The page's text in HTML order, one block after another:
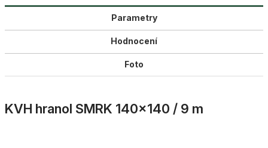
Parametry
Hodnocení
Foto
KVH hranol SMRK 140×140 / 9 m